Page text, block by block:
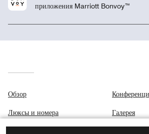
приложения Marriott Bonvoy™
Обзор
Люксы и номера Галерея